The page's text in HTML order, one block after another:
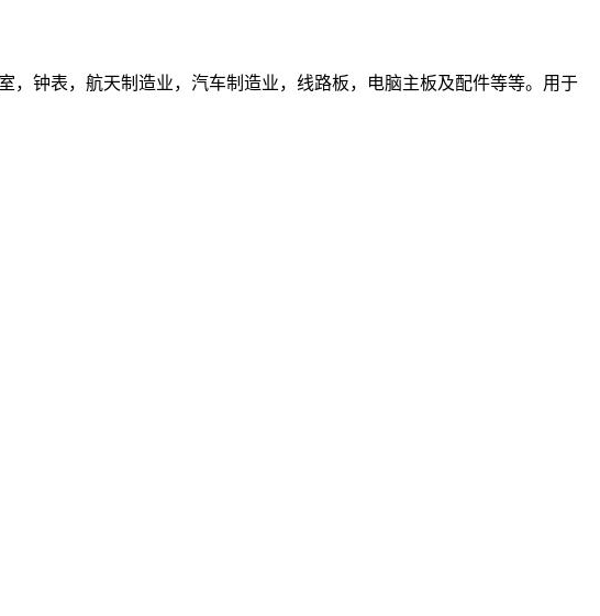
钟表，航天制造业，汽车制造业，线路板，电脑主板及配件等等。用于